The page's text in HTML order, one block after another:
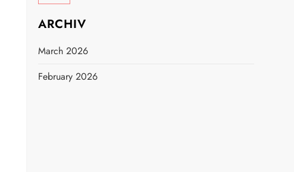
ARCHIV
March 2026
February 2026